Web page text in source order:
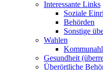
Interessante Links
Soziale
Behörden
Sonstige
Wahlen
Gesundheit
Überörtliche